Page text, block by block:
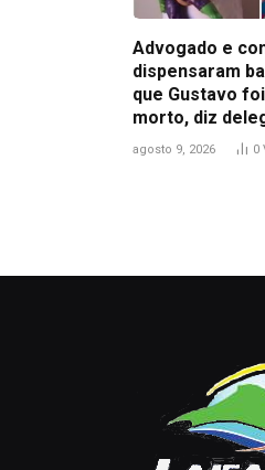
Advogado e
dispensaram
que Gustavo
morto, diz
agosto 9, 2026 0